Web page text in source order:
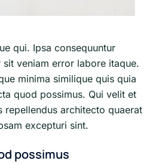
qui. Ipsa consequuntur
veniam error labore itaque.
minima similique quis quia
quod possimus. Qui velit et
repellendus architecto quaerat
excepturi sint.
possimus